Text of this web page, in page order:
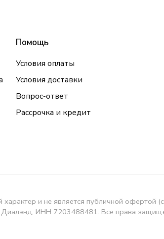
Помощь
Условия оплаты
Условия доставки
Вопрос-ответ
Рассрочка и кредит
и не является публичной
Диалэнд, ИНН 7203488481. Все права